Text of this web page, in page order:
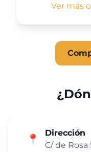
Ver más
📍
Dirección
C/ de